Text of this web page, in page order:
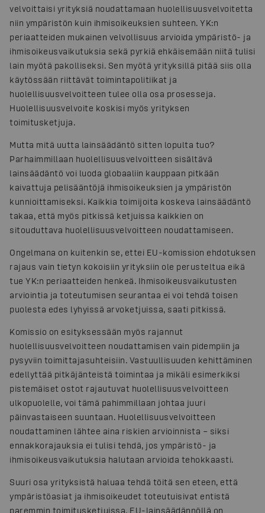
velvoittaisi yrityksiä noudattamaan huolellisuusvelvoitetta
niin ympäristön kuin ihmisoikeuksien suhteen. YK:n
periaatteiden mukainen velvollisuus arvioida ympäristö- ja
ihmisoikeusvaikutuksia sekä pyrkiä ehkäisemään niitä tulisi
lain myötä pakolliseksi. Sen myötä yrityksillä pitää siis olla
käytössään riittävät toimintapolitiikat ja
huolellisuusvelvoitteen tulee olla osa prosesseja.
Huolellisuusvelvoite koskisi myös yrityksen
toimitusketjuja.
Mutta mitä uutta lainsäädäntö sitten lopulta tuo?
Parhaimmillaan huolellisuusvelvoitteen sisältävä
lainsäädäntö voi luoda globaaliin kauppaan pitkään
kaivattuja pelisääntöjä ihmisoikeuksien ja ympäristön
kunnioittamiseksi. Kaikkia toimijoita koskeva lainsäädäntö
takaa, että myös pitkissä ketjuissa kaikkien on
sitouduttava huolellisuusvelvoitteen noudattamiseen.
Ongelmana on kuitenkin se, ettei EU-komission ehdotuksen
rajaus vain tietyn kokoisiin yrityksiin ole perusteltua eikä
tue YK:n periaatteiden henkeä. Ihmisoikeusvaikutusten
arviointia ja toteutumisen seurantaa ei voi tehdä toisen
puolesta edes lyhyissä arvoketjuissa, saati pitkissä.
Komissio on esityksessään myös rajannut
huolellisuusvelvoitteen noudattamisen vain pidempiin ja
pysyviin toimittajasuhteisiin. Vastuullisuuden kehittäminen
edellyttää pitkäjänteistä toimintaa ja mikäli esimerkiksi
pistemäiset ostot rajautuvat huolellisuusvelvoitteen
ulkopuolelle, voi tämä pahimmillaan johtaa juuri
päinvastaiseen suuntaan. Huolellisuusvelvoitteen
noudattaminen lähtee aina riskien arvioinnista – siksi
ennakkorajauksia ei tulisi tehdä, jos ympäristö- ja
ihmisoikeusvaikutuksia halutaan arvioida tehokkaasti.
Suuri osa yrityksistä haluaa tehdä töitä sen eteen, että
ympäristöasiat ja ihmisoikeudet toteutuisivat entistä
paremmin toimitusketjuissa. EU-lainsäädännöllä on